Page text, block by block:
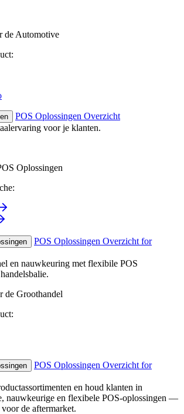
de Automotive
POS Oplossingen Overzicht
voor je klanten.
Oplossingen
POS Oplossingen Overzicht for
en nauwkeuring met flexibile POS
de Groothandel
POS Oplossingen Overzicht for
en houd klanten in
nauwkeurige en flexibele POS-oplossingen —
de aftermarket.